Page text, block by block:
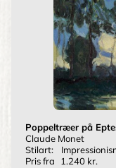
Poppeltræer på
Claude Monet
Stilart:
Pris fra
1.240 kr.